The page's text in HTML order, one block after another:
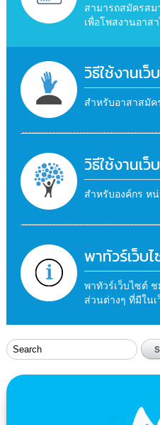
สามารถสมัครส
เพื่อโพสงานอาส
วิธีใช้งานเว็
สำหรับอาสาสมั
วิธีใช้งานเว็
สำหรับองค์กร ห
พาทัวร์เว็บ
พาทัวร์เว็บไซต์
ส่วนต่างๆ ที่มีใน